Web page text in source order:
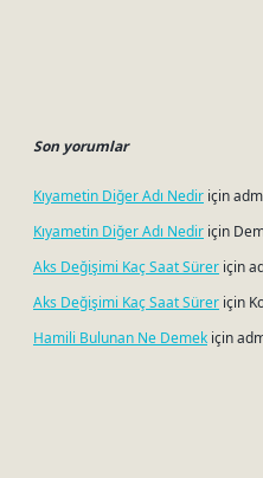
Son yorumlar
Kıyametin Diğer Adı Nedir için
Kıyametin Diğer Adı Nedir için
Aks Değişimi Kaç Saat Sürer için
Aks Değişimi Kaç Saat Sürer için
Hamili Bulunan Ne Demek için